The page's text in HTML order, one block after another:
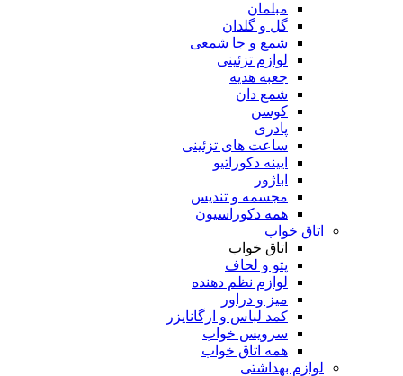
مبلمان
گل و گلدان
شمع و جا شمعی
لوازم تزئینی
جعبه هدیه
شمع دان
کوسن
پادری
ساعت های تزئینی
ایینه دکوراتیو
اباژور
مجسمه و تندیس
همه دکوراسیون
اتاق خواب
اتاق خواب
پتو و لحاف
لوازم نظم دهنده
میز و دراور
کمد لباس و ارگانایزر
سرویس خواب
همه اتاق خواب
لوازم بهداشتی